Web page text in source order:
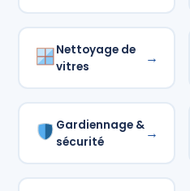
Nettoyage de
vitres
→
Gardiennage &
sécurité
→